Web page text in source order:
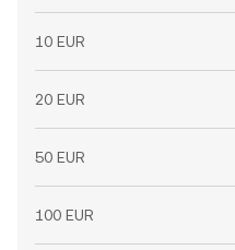
10 EUR
20 EUR
50 EUR
100 EUR